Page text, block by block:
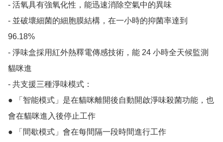
- 活氧具有強氧化性，能迅速消除空氣中的異味
- 並破壞細菌的細胞膜結構，在一小時的抑菌率達到
96.18%
- 淨味盒採用紅外熱釋電傳感技術，能 24 小時全天候監測
貓咪進
- 共支援三種淨味模式：
● 「智能模式」是在貓咪離開後自動開啟淨味殺菌功能，也
會在貓咪進入後停止工作
● 「間歇模式」會在每間隔一段時間進行工作